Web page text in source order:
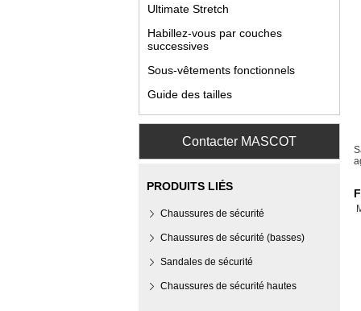
Ultimate Stretch
Habillez-vous par couches
successives
Sous-vêtements fonctionnels
Guide des tailles
Contacter MASCOT
PRODUITS LIÉS
Chaussures de sécurité
Chaussures de sécurité (basses)
Sandales de sécurité
Chaussures de sécurité hautes